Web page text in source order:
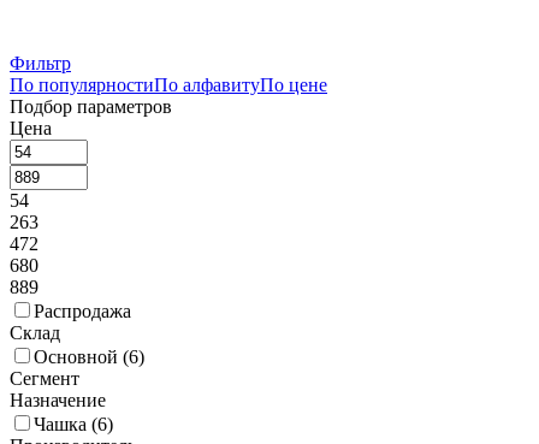
Фильтр
По популярностиПо алфавитуПо цене
Подбор параметров
Цена
54
263
472
680
889
Распродажа
Склад
Основной (6)
Сегмент
Назначение
Чашка (6)